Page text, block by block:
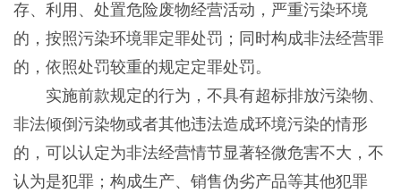
存、利用、处置危险废物经营活动，严重污染环境
的，按照污染环境罪定罪处罚；同时构成非法经营罪
的，依照处罚较重的规定定罪处罚。
实施前款规定的行为，不具有超标排放污染物、
非法倾倒污染物或者其他违法造成环境污染的情形
的，可以认定为非法经营情节显著轻微危害不大，不
认为是犯罪；构成生产、销售伪劣产品等其他犯罪